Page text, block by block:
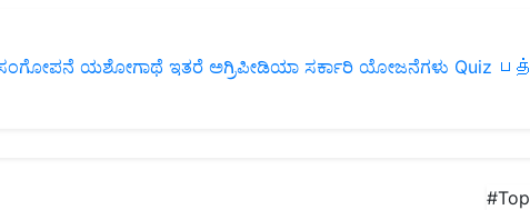
ಯಶೋಗಾಥೆ ಇತರೆ ಅಗ್ರಿಪೀಡಿಯಾ ಸರ್ಕಾರಿ ಯೋಜನೆಗಳು Quiz